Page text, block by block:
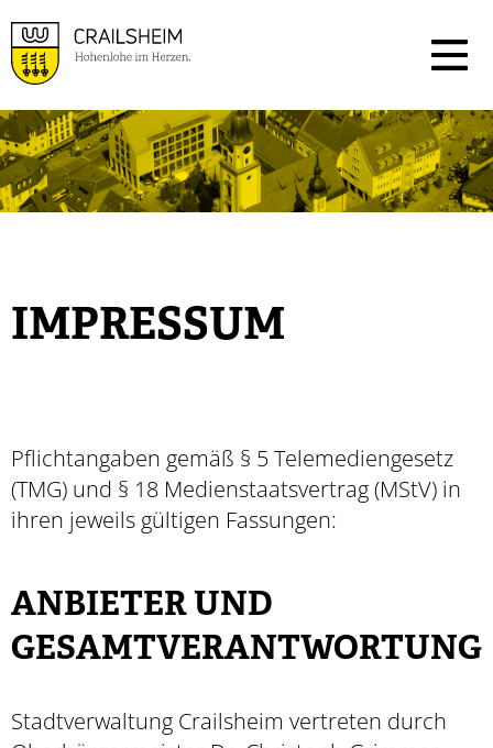
IMPRESSUM
Pflichtangaben gemäß § 5 Telemediengesetz
(TMG) und § 18 Medienstaatsvertrag (MStV) in
ihren jeweils gültigen Fassungen:
ANBIETER UND
GESAMTVERANTWORTUNG
Stadtverwaltung Crailsheim vertreten durch